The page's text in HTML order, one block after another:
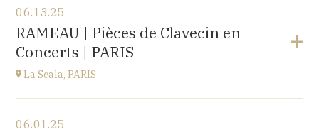
EHPAD du Centre hospitalier Sainte-Croix,
1 avenue du Président Kennedy, 25110 BAUME-LES-
DAMES
06.13.25
RAMEAU | Pièces de Clavecin en
Concerts | PARIS
La Scala, PARIS
06.01.25